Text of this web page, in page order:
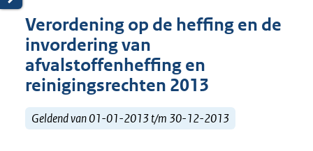
Verordening op de heffing en de
invordering van
afvalstoffenheffing en
reinigingsrechten 2013
Geldend van 01-01-2013 t/m 30-12-2013